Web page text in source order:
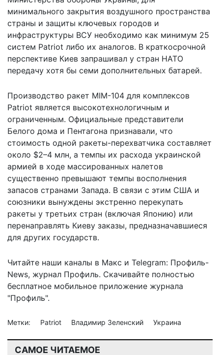
минимального закрытия воздушного пространства
страны и защиты ключевых городов и
инфраструктуры ВСУ необходимо как минимум 25
систем Patriot либо их аналогов. В краткосрочной
перспективе Киев запрашивал у стран НАТО
передачу хотя бы семи дополнительных батарей.
Производство ракет MIM-104 для комплексов
Patriot является высокотехнологичным и
ограниченным. Официальные представители
Белого дома и Пентагона признавали, что
стоимость одной ракеты-перехватчика составляет
около $2–4 млн, а темпы их расхода украинской
армией в ходе массированных налетов
существенно превышают темпы восполнения
запасов странами Запада. В связи с этим США и
союзники вынуждены экстренно перекупать
ракеты у третьих стран (включая Японию) или
перенаправлять Киеву заказы, предназначавшиеся
для других государств.
Читайте наши каналы в Макс и Telegram: Профиль-
News, журнал Профиль. Скачивайте полностью
бесплатное мобильное приложение журнала
"Профиль".
Метки: Patriot Владимир Зеленский Украина
САМОЕ ЧИТАЕМОЕ